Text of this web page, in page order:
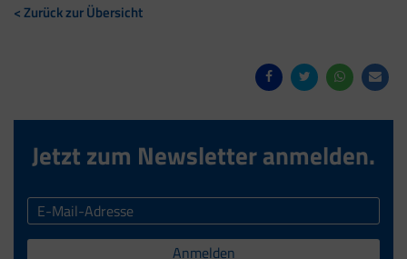
< Zurück zur Übersicht
Jetzt zum Newsletter anmelden.
Anmelden